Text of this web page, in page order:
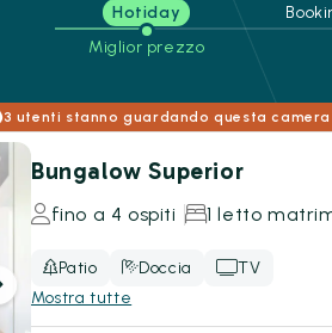
Hotiday
Miglior prezzo
3 utenti stanno guardando questa camera
Bungalow Superior
fino a 4 ospiti 1 letto
Patio Doccia
TV
Mostra tutte